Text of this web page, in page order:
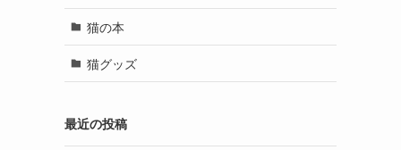
猫の本
猫グッズ
最近の投稿